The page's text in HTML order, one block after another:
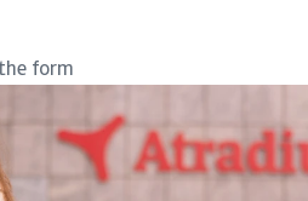
form